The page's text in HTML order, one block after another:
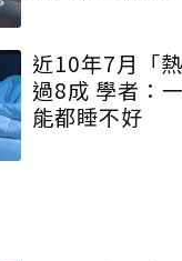
近10年7月「
過8成 學者：
能都睡不好